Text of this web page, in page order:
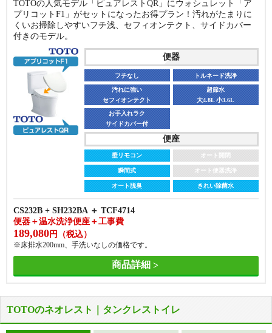
TOTOの人気モデル「ピュアレストQR」にウォシュレット「ア
プリコットF1」がセットになったお得プラン！汚れがたまりに
くいお掃除しやすいフチ浅、セフィオンテクト、サイドカバー
付きのモデル。
便器
フチなし トルネード洗浄
汚れに強い
セフィオンテクト
超節水
大4.8L 小3.6L
お手入れラク
サイドカバー付
便座
壁リモコン オート開閉
瞬間式 オート便器洗浄
オート脱臭 きれい除菌水
CS232B + SH232BA ＋ TCF4714
便器＋温水洗浄便座＋工事費
189,080 円（税込）
※床排水200mm、手洗いなしの価格です。
商品詳細
TOTOのネオレスト｜タンクレストイレ